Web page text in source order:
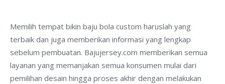
Memilih tempat bikin baju bola custom haruslah yang
terbaik dan juga memberikan informasi yang lengkap
sebelum pembuatan. Bajujersey.com memberikan semua
layanan yang memanjakan semua konsumen mulai dari
pemilihan desain hingga proses akhir dengan melakukan